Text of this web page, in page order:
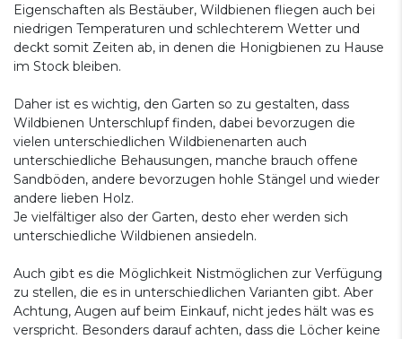
Eigenschaften als Bestäuber, Wildbienen fliegen auch bei
niedrigen Temperaturen und schlechterem Wetter und
deckt somit Zeiten ab, in denen die Honigbienen zu Hause
im Stock bleiben.
Daher ist es wichtig, den Garten so zu gestalten, dass
Wildbienen Unterschlupf finden, dabei bevorzugen die
vielen unterschiedlichen Wildbienenarten auch
unterschiedliche Behausungen, manche brauch offene
Sandböden, andere bevorzugen hohle Stängel und wieder
andere lieben Holz.
Je vielfältiger also der Garten, desto eher werden sich
unterschiedliche Wildbienen ansiedeln.
Auch gibt es die Möglichkeit Nistmöglichen zur Verfügung
zu stellen, die es in unterschiedlichen Varianten gibt. Aber
Achtung, Augen auf beim Einkauf, nicht jedes hält was es
verspricht. Besonders darauf achten, dass die Löcher keine